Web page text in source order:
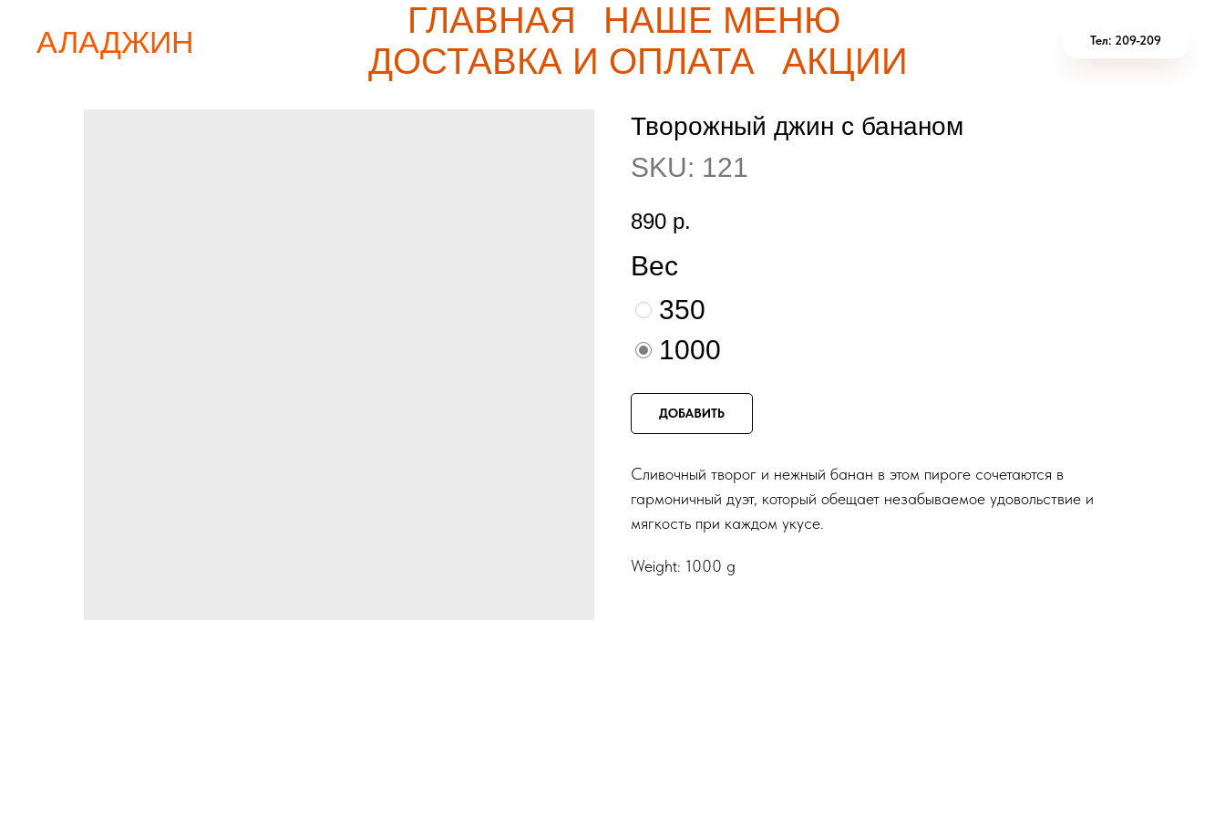
АЛАДЖИН
ГЛАВНАЯ
НАШЕ МЕНЮ
ДОСТАВКА И ОПЛАТА
АКЦИИ
Тел: 209-209
Творожный джин с бананом
SKU: 121
890 р.
Вес
350
1000
ДОБАВИТЬ
Сливочный творог и нежный банан в этом пироге сочетаются в
гармоничный дуэт, который обещает незабываемое удовольствие и
мягкость при каждом укусе.
Weight: 1000 g